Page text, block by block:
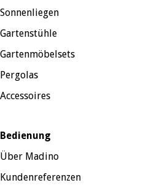
Sonnenliegen
Gartenstühle
Gartenmöbelsets
Pergolas
Accessoires
Bedienung
Über Madino
Kundenreferenzen